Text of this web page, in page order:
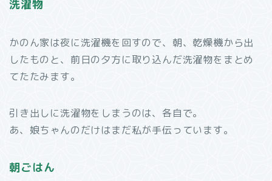
洗濯物
かのん家は夜に洗濯機を回すので、朝、乾燥機から出
したものと、前日の夕方に取り込んだ洗濯物をまとめ
てたたみます。
引き出しに洗濯物をしまうのは、各自で。
あ、娘ちゃんのだけはまだ私が手伝っています。
朝ごはん